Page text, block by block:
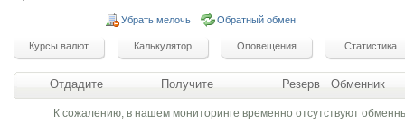
Убрать мелочь Обратный обмен
Отдадите Получите Резерв Обменник
К сожалению, в нашем мониторинге временно отсутствуют